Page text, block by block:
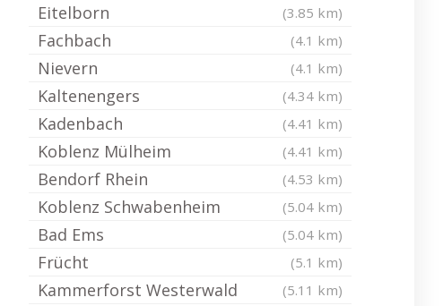
Eitelborn (3.85 km)
Fachbach (4.1 km)
Nievern (4.1 km)
Kaltenengers (4.34 km)
Kadenbach (4.41 km)
Koblenz Mülheim (4.41 km)
Bendorf Rhein (4.53 km)
Koblenz Schwabenheim (5.04 km)
Bad Ems (5.04 km)
Frücht (5.1 km)
Kammerforst Westerwald (5.11 km)